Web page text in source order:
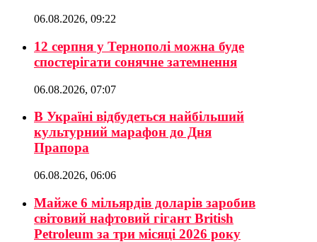
06.08.2026, 09:22
12 серпня у Тернополі можна буде
спостерігати сонячне затемнення
06.08.2026, 07:07
В Україні відбудеться найбільший
культурний марафон до Дня
Прапора
06.08.2026, 06:06
Майже 6 мільярдів доларів заробив
світовий нафтовий гігант British
Petroleum за три місяці 2026 року